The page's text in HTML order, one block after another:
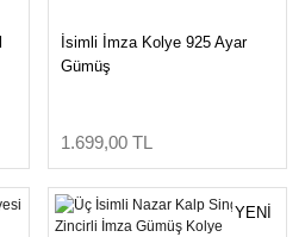
İsimli İmza Kolye 925 Ayar
Gümüş
1.699,00 TL
YENİ